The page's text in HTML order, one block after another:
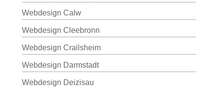
Webdesign Calw
Webdesign Cleebronn
Webdesign Crailsheim
Webdesign Darmstadt
Webdesign Deizisau